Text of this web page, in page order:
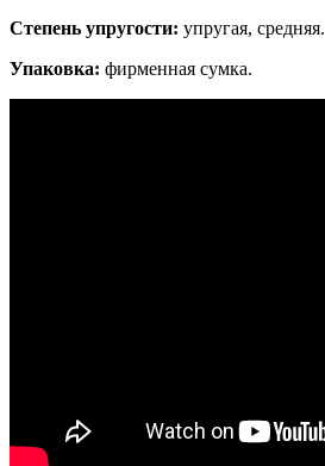
Степень упругости: упругая, средняя.
Упаковка: фирменная сумка.